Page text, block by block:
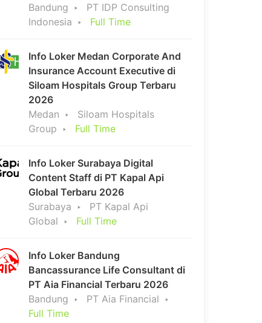
Bandung
PT IDP Consulting
Indonesia
Full Time
Info Loker Medan Corporate And
Insurance Account Executive di
Siloam Hospitals Group Terbaru
2026
Medan
Siloam Hospitals
Group
Full Time
Info Loker Surabaya Digital
Content Staff di PT Kapal Api
Global Terbaru 2026
Surabaya
PT Kapal Api
Global
Full Time
Info Loker Bandung
Bancassurance Life Consultant di
PT Aia Financial Terbaru 2026
Bandung
PT Aia Financial
Full Time